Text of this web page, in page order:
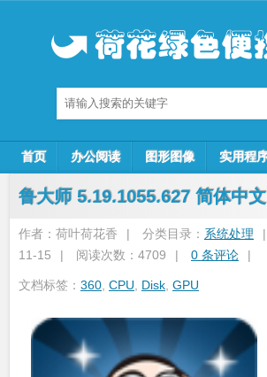
首页 办公阅读 图形图像 实用程
鲁大师 5.19.1055.627 简体中
作者：荷叶荷花香 | 分类目录： 系统处理 |
11-15
| 阅读次数：4709 | 0 条评论 |
文档标签： 360 CPU Disk GPU